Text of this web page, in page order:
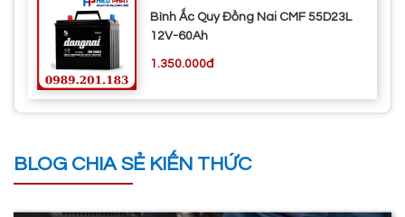
Bình Ắc Quy Đồng Nai CMF 55D23L
12V-60Ah
1.350.000đ
BLOG CHIA SẺ KIẾN THỨC